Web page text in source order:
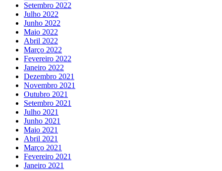
Setembro 2022
Julho 2022
Junho 2022
Maio 2022
Abril 2022
Março 2022
Fevereiro 2022
Janeiro 2022
Dezembro 2021
Novembro 2021
Outubro 2021
Setembro 2021
Julho 2021
Junho 2021
Maio 2021
Abril 2021
Março 2021
Fevereiro 2021
Janeiro 2021